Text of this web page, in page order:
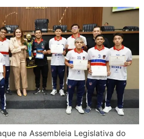
na Assembleia Legislativa do